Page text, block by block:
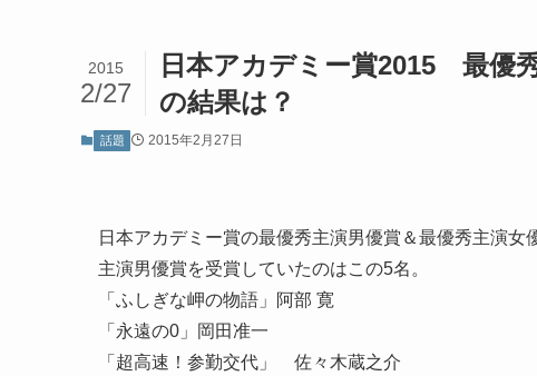
日本アカデミー賞2015 最優
の結果は？
2015
2/27
話題 2015年2月27日
日本アカデミー賞の最優秀主演男優賞＆最優秀主演女
主演男優賞を受賞していたのはこの5名。
「ふしぎな岬の物語」阿部 寛
「永遠の0」岡田准一
「超高速！参勤交代」 佐々木蔵之介